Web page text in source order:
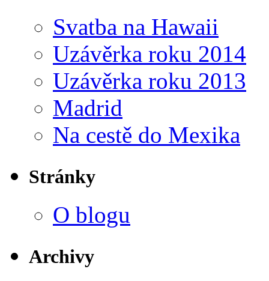
Svatba na Hawaii
Uzávěrka roku 2014
Uzávěrka roku 2013
Madrid
Na cestě do Mexika
Stránky
O blogu
Archivy